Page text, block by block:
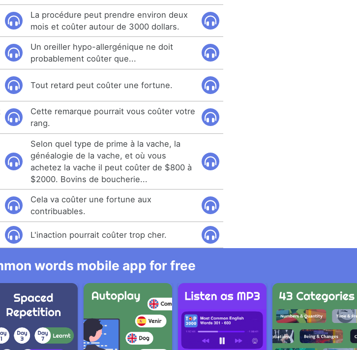
La procédure peut prendre environ deux
mois et coûter autour de 3000 dollars.
Un oreiller hypo-allergénique ne doit
probablement coûter que...
Tout retard peut coûter une fortune.
Cette remarque pourrait vous coûter votre
rang.
Selon quel type de prime à la vache, la
généalogie de la vache, et où vous
achetez la vache il peut coûter de $800 à
$2000. Bovins de boucherie...
Cela va coûter une fortune aux
contribuables.
L'inaction pourrait coûter trop cher.
words mobile app for free